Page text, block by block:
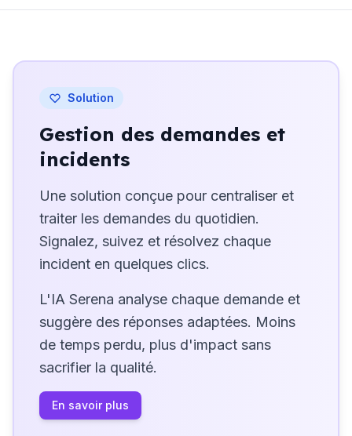
Solution
Gestion des demandes et
incidents
Une solution conçue pour centraliser et
traiter les demandes du quotidien.
Signalez, suivez et résolvez chaque
incident en quelques clics.
L'IA Serena analyse chaque demande et
suggère des réponses adaptées. Moins
de temps perdu, plus d'impact sans
sacrifier la qualité.
En savoir plus